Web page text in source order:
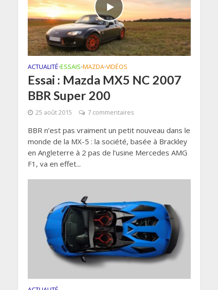
ACTUALITÉ•ESSAIS•MAZDA•VIDÉOS
Essai : Mazda MX5 NC 2007
BBR Super 200
25 août 2015 7 commentaires
BBR n’est pas vraiment un petit nouveau dans le
monde de la MX-5 : la société, basée à Brackley
en Angleterre à 2 pas de l’usine Mercedes AMG
F1, va en effet...